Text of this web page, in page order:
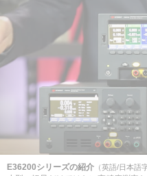
E36200シリーズの紹介 （英語/日本語